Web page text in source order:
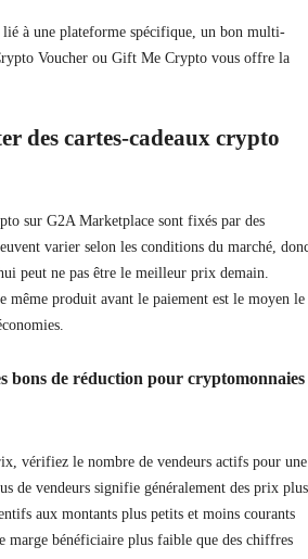
lié à une plateforme spécifique, un bon multi-
Voucher ou Gift Me Crypto vous offre la
des cartes-cadeaux crypto
sur G2A Marketplace sont fixés par des
varier selon les conditions du marché,
peut ne pas être le meilleur prix demain.
même produit avant le paiement est le moyen le
bons de réduction pour cryptomonnaies
vérifiez le nombre de vendeurs actifs pour une
de vendeurs signifie généralement des prix plus
aux montants plus petits et moins courants
marge bénéficiaire plus faible que des chiffres